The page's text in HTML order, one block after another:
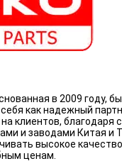
в 2009 году,
как надежный
клиентов, благодаря
и заводами Китая и
высокое
ценам.